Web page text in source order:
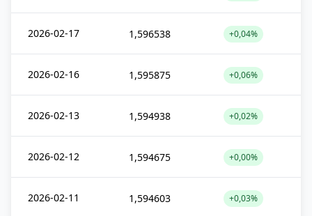
2026-02-17 1,596538 +0,04%
2026-02-16 1,595875 +0,06%
2026-02-13 1,594938 +0,02%
2026-02-12 1,594675 +0,00%
2026-02-11 1,594603 +0,03%